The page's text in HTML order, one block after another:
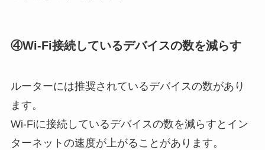
④Wi-Fi接続しているデバイスの数を減らす
ルーターには推奨されているデバイスの数があり
ます。
Wi-Fiに接続しているデバイスの数を減らすとイン
ターネットの速度が上がることがあります。